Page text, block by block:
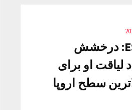
سایت ESPN: درخشش
لیاقت او برای
سطح اروپا